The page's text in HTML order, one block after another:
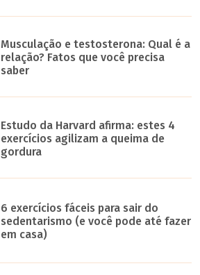
Musculação e testosterona: Qual é a
relação? Fatos que você precisa
saber
Estudo da Harvard afirma: estes 4
exercícios agilizam a queima de
gordura
6 exercícios fáceis para sair do
sedentarismo (e você pode até fazer
em casa)